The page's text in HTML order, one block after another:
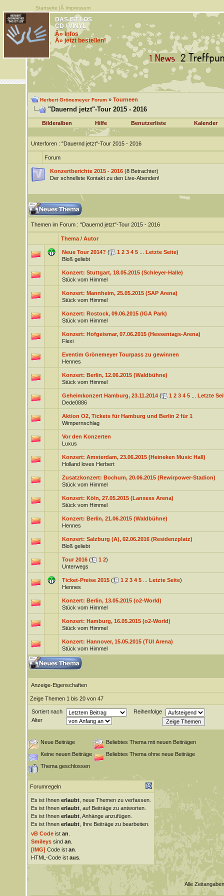
Startseite |Â Impressum
DAS IST LOS
CD / VINYL
Â» Infos
Â» jetzt bestellen!
Herbert Grönemeyer Forum» Tourneen
"Dauernd jetzt"-Tour 2015 - 2016
Bilderalben Hilfe Benutzerliste Kalender
Unterforen: "Dauernd jetzt"-Tour 2015 - 2016
Forum
Konzertberichte 2015 - 2016 (8 Betrachter)
Der schnellste Kontakt zu den Live-Abenden!
Themen im Forum: "Dauernd jetzt"-Tour 2015 - 2016
Thema/ Autor
Neue Tour 2014? ( 1 2 3 4 5... Letzte Seite)
Bloß geliebt
Konzert: Stuttgart, 18.05.2015 (Schleyer-Halle)
Stück vom Himmel
Konzert: Mannheim, 25.05.2015 (SAP Arena)
Stück vom Himmel
Konzert: Rostock, 09.06.2015 (IGA Park)
Stück vom Himmel
Konzert: Hofgeismar, 07.06.2015 (Hessentags-Arena)
Flexi
Eventim Grönemeyer Tourpass zu gewinnen
Hennes
Konzert: Berlin, 12.06.2015 (Waldbühne)
Stück vom Himmel
Geheimkonzert Hamburg, 23.11.2014 ( 1 2 3 4 5... Letzte
Dede0886
Aktion O2, Tickets für Hamburg und Berlin 2 für 1
Wimpernschlag
Vor den Konzerten
Luxus
Konzert: Amsterdam, 23.06.2015 (Heineken Music Hall)
Holland loves Herbert
Zusatzkonzert: Bochum, 20.06.2015 (Rewirpower-Stadion)
Stück vom Himmel
Konzert: Köln, 27.05.2015 (Lanxess Arena)
Stück vom Himmel
Konzert: Berlin, 21.06.2015 (Waldbühne)
Hennes
Konzert: Salzburg (A), 02.06.2016 (Residenzplatz)
Bloß geliebt
Tour 2016 ( 1 2)
Unterwegs
Ticket-Preise 2015 ( 1 2 3 4 5... Letzte Seite)
Hennes
Konzert: Berlin, 13.05.2015 (o2-World)
Stück vom Himmel
Konzert: Hamburg, 16.05.2015 (o2-World)
Stück vom Himmel
Konzert: Hannover, 15.05.2015 (TUI Arena)
Stück vom Himmel
Anzeige-Eigenschaften
Zeige Themen 1 bis 20 von 47
Sortiert nach
Reihenfolge
Alter
Neue Beiträge
Beliebtes Thema mit neuen Beiträgen
Keine neuen Beiträge
Beliebtes Thema ohne neue Beiträge
Thema geschlossen
Forumregeln
Es ist Ihnen erlaubt, neue Themen zu verfassen.
Es ist Ihnen erlaubt, auf Beiträge zu antworten.
Es ist Ihnen erlaubt, Anhänge anzufügen.
Es ist Ihnen erlaubt, Ihre Beiträge zu bearbeiten.
vB Codeist an
Smileyssind an
[IMG] Code ist an
HTML-Code ist aus.
Alle